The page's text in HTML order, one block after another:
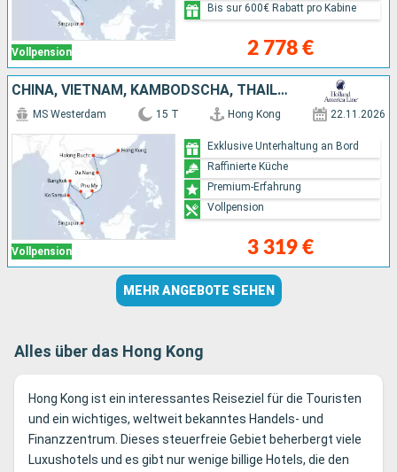
Vollpension 2 778 €
Bis sur 600€ Rabatt pro Kabine
CHINA, VIETNAM, KAMBODSCHA, THAILAND, SINGAPUR
Vollpension
MS Westerdam 15 T Hong Kong 22.11.2026
3 319 €
Exklusive Unterhaltung an Bord
Raffinierte Küche
Premium-Erfahrung
Vollpension
MEHR ANGEBOTE SEHEN
Alles über das Hong Kong
Hong Kong ist ein interessantes Reiseziel für die Touristen
und ein wichtiges, weltweit bekanntes Handels- und
Finanzzentrum. Dieses steuerfreie Gebiet beherbergt viele
Luxushotels und es gibt nur wenige billige Hotels, die den